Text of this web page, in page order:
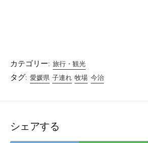
カテゴリー: 旅行・観光
タグ: 愛媛県 子連れ 牧場 今治
シェアする